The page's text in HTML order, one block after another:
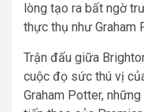
lòng tạo ra bất ngờ
thực thụ như Graham
Trận đấu giữa
cuộc đọ sức thú vị
Graham Potter,